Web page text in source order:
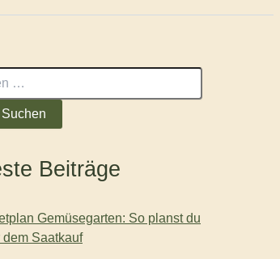
Beiträge
Gemüsegarten: So planst du
dem Saatkauf